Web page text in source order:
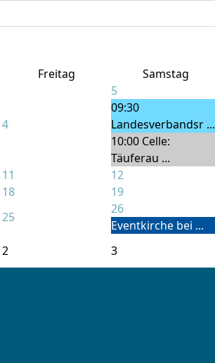
Freitag Samstag
4
5
09:30
Landesverbandsr ...
10:00 Celle:
Täuferau ...
11 12
18 19
25
26
Eventkirche bei ...
2 3